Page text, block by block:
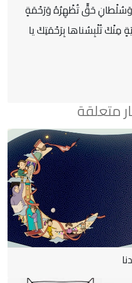
حَقٍّ تُظْهِرُهُ وَرَحْمَةٍ
مِنْكَ تُلْبِسُناها بِرَحْمَتِكَ يا
متعلقة